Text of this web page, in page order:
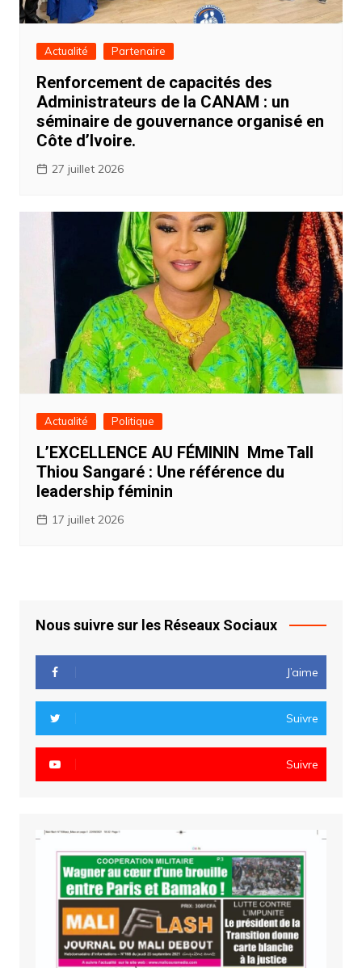
Actualité Partenaire
Renforcement de capacités des
Administrateurs de la CANAM : un
séminaire de gouvernance organisé en
Côte d’Ivoire.
27 juillet 2026
Actualité Politique
L’EXCELLENCE AU FÉMININ Mme Tall
Thiou Sangaré : Une référence du
leadership féminin
17 juillet 2026
Nous suivre sur les Réseaux Sociaux
J’aime
Suivre
Suivre